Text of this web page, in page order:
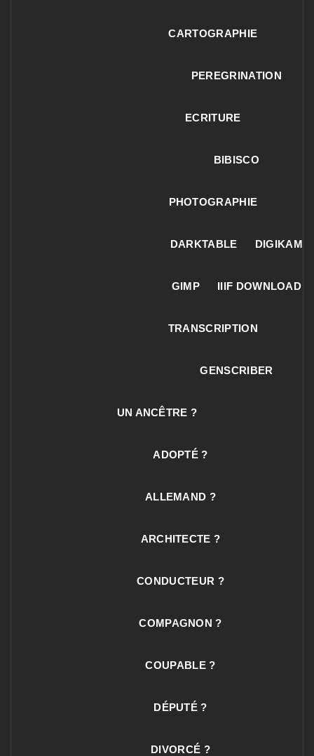
CARTOGRAPHIE
PEREGRINATION
ECRITURE
BIBISCO
PHOTOGRAPHIE
DARKTABLE DIGIKAM
GIMP IIIF DOWNLOAD
TRANSCRIPTION
GENSCRIBER
UN ANCÊTRE ?
ADOPTÉ ?
ALLEMAND ?
ARCHITECTE ?
CONDUCTEUR ?
COMPAGNON ?
COUPABLE ?
DÉPUTÉ ?
DIVORCÉ ?